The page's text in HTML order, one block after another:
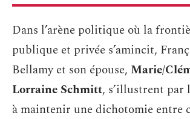
Dans l’arène politique où la
publique et privée s’amincit,
Bellamy et son épouse, Marie/
Lorraine Schmitt, s’illustrent par
à maintenir une dichotomie entre